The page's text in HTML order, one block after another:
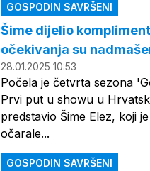
GOSPODIN SAVRŠENI
Šime dijelio
očekivanja su
28.01.2025 10:53
Počela je četvrta sezona
Prvi put u showu u
predstavio Šime Elez, koji
očarale...
GOSPODIN SAVRŠENI